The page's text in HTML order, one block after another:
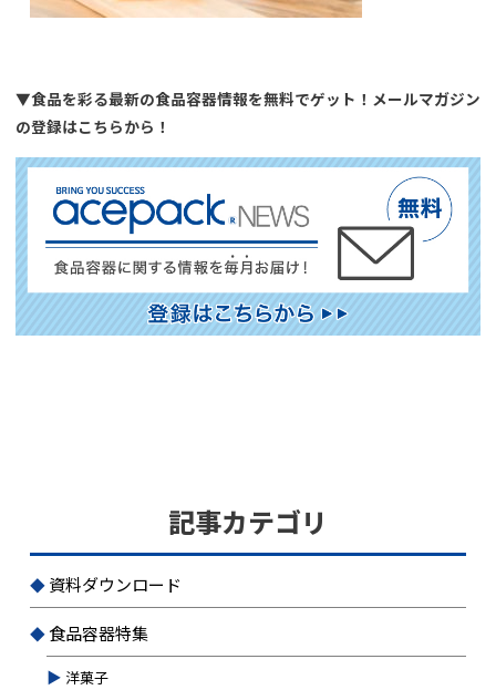
▼食品を彩る最新の食品容器情報を無料でゲット！メールマガジン
の登録はこちらから！
記事カテゴリ
資料ダウンロード
食品容器特集
洋菓子